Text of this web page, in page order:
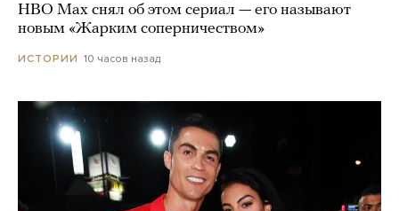
HBO Max снял об этом сериал — его называют
новым «Жарким соперничеством»
ИСТОРИИ 10 часов назад